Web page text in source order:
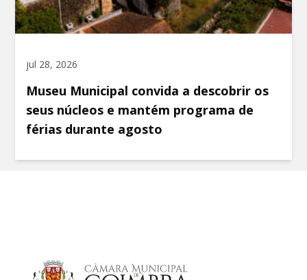
jul 28, 2026
Museu Municipal convida a descobrir os
seus núcleos e mantém programa de
férias durante agosto